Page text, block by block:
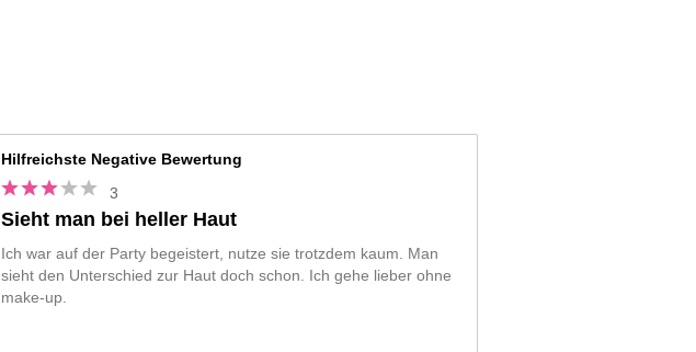
Hilfreichste Negative Bewertung
3
Sieht man bei heller Haut
Ich war auf der Party begeistert, nutze sie trotzdem kaum. Man
sieht den Unterschied zur Haut doch schon. Ich gehe lieber ohne
make-up.